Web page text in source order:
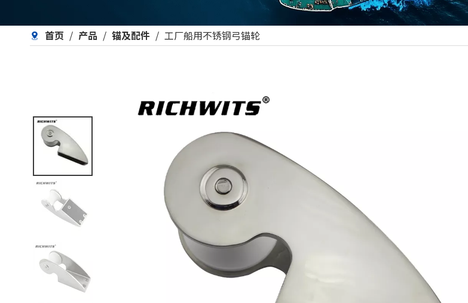
首页 / 产品 / 锚及配件 / 工厂船用不锈钢弓锚轮